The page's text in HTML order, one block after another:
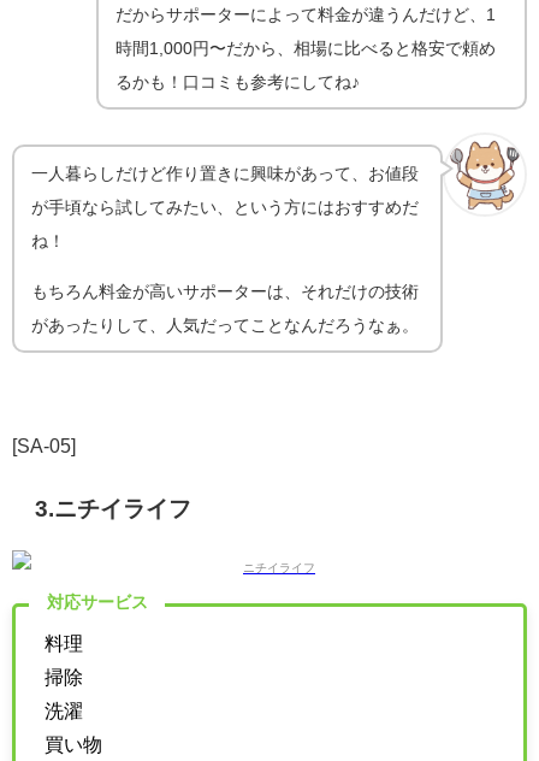
だからサポーターによって料金が違うんだけど、1
時間1,000円〜だから、相場に比べると格安で頼め
るかも！口コミも参考にしてね♪
一人暮らしだけど作り置きに興味があって、お値段
が手頃なら試してみたい、という方にはおすすめだ
ね！
もちろん料金が高いサポーターは、それだけの技術
があったりして、人気だってことなんだろうなぁ。
[SA-05]
3.ニチイライフ
対応サービス
料理
掃除
洗濯
買い物